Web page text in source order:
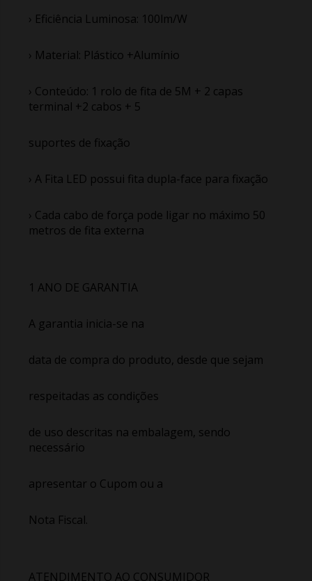
› Eficiência Luminosa: 100lm/W
› Material: Plástico +Alumínio
› Conteúdo: 1 rolo de fita de 5M + 2 capas
terminal +2 cabos + 5
suportes de fixação
› A Fita LED possui fita dupla-face para fixação
› Cada cabo de força pode ligar no máximo 50
metros de fita externa
1 ANO DE GARANTIA
A garantia inicia-se na
data de compra do produto, desde que sejam
respeitadas as condições
de uso descritas na embalagem, sendo
necessário
apresentar o Cupom ou a
Nota Fiscal.
ATENDIMENTO AO CONSUMIDOR